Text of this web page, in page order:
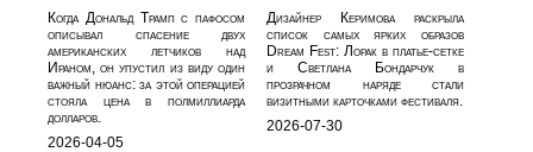
Когда Дональд Трамп с пафосом
описывал спасение двух
американских летчиков над
Ираном, он упустил из виду один
важный нюанс: за этой операцией
стояла цена в полмиллиарда
долларов.
2026-04-05
Дизайнер Керимова раскрыла
список самых ярких образов
Dream Fest: Лорак в платье‑сетке
и Светлана Бондарчук в
прозрачном наряде стали
визитными карточками фестиваля.
2026-07-30